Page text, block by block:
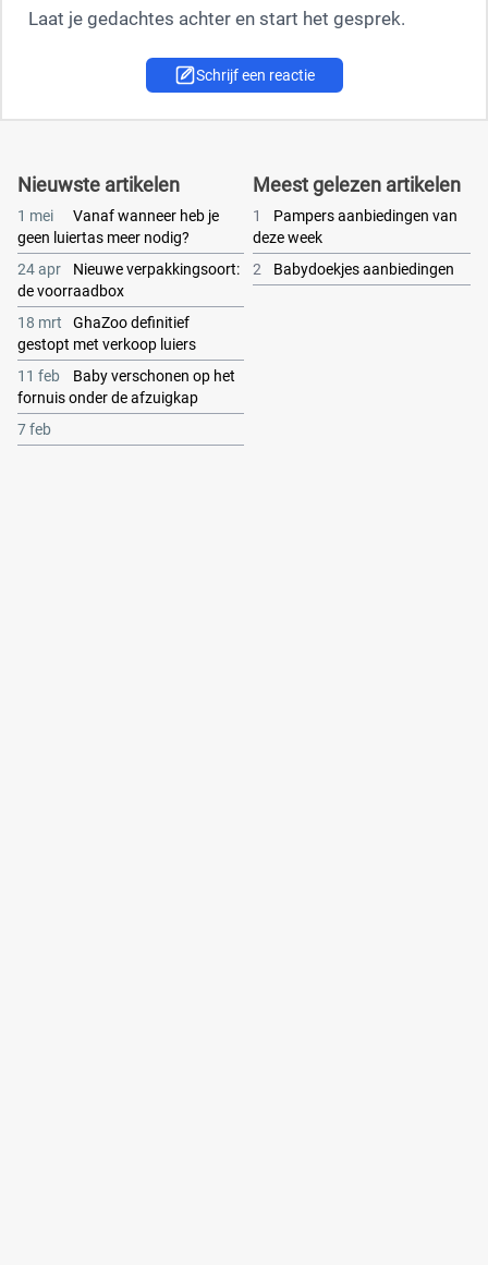
Laat je gedachtes achter en start het gesprek.
Schrijf een reactie
Nieuwste artikelen
1 mei
Vanaf wanneer heb je
geen luiertas meer nodig?
24 apr
Nieuwe verpakkingsoort:
de voorraadbox
18 mrt
GhaZoo definitief
gestopt met verkoop luiers
11 feb
Baby verschonen op het
fornuis onder de afzuigkap
7 feb
Meest gelezen artikelen
1
Pampers aanbiedingen van
deze week
2
Babydoekjes aanbiedingen